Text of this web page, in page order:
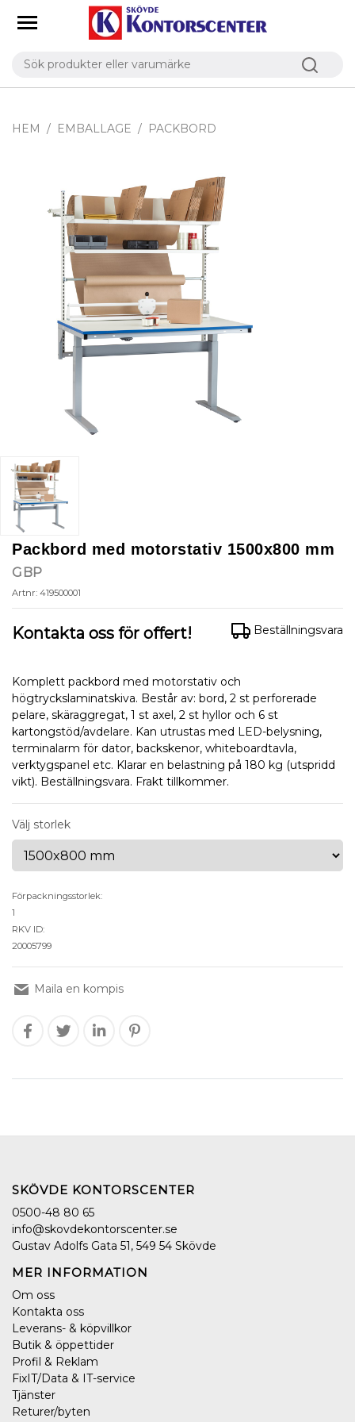
HEM EMBALLAGE PACKBORD
Packbord med motorstativ 1500x800 mm
GBP
Artnr: 419500001
Kontakta oss för offert! Beställningsvara
Komplett packbord med motorstativ och
högtryckslaminatskiva. Består av: bord, 2 st perforerade
pelare, skäraggregat, 1 st axel, 2 st hyllor och 6 st
kartongstöd/avdelare. Kan utrustas med LED-belysning,
terminalarm för dator, backskenor, whiteboardtavla,
verktygspanel etc. Klarar en belastning på 180 kg (utspridd
vikt). Beställningsvara. Frakt tillkommer.
Välj storlek
Förpackningsstorlek:
1
RKV ID:
20005799
Maila en kompis
SKÖVDE KONTORSCENTER
0500-48 80 65
info@skovdekontorscenter.se
Gustav Adolfs Gata 51, 549 54 Skövde
MER INFORMATION
Om oss
Kontakta oss
Leverans- & köpvillkor
Butik & öppettider
Profil & Reklam
FixIT/Data & IT-service
Tjänster
Returer/byten